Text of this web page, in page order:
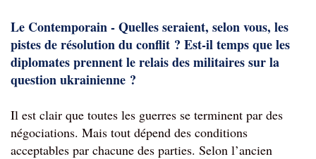
Le Contemporain - Quelles seraient, selon vous, les
pistes de résolution du conflit ? Est-il temps que les
diplomates prennent le relais des militaires sur la
question ukrainienne ?
Il est clair que toutes les guerres se terminent par des
négociations. Mais tout dépend des conditions
acceptables par chacune des parties. Selon l’ancien